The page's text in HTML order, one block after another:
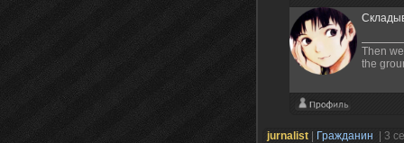
Then
the
jurnalist Гражданин
| 3